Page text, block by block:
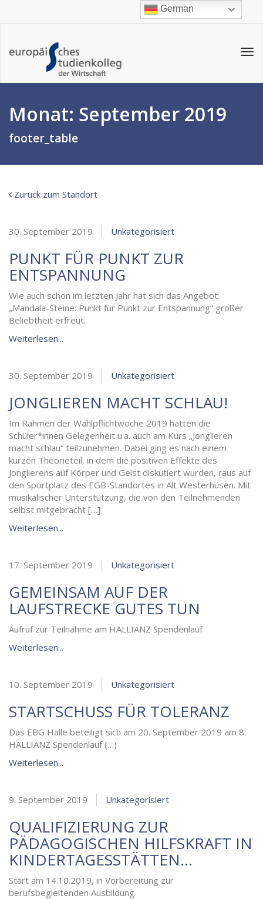
Monat: September 2019
footer_table
Zurück zum Standort
30. September 2019 Unkategorisiert
PUNKT FÜR PUNKT ZUR
ENTSPANNUNG
Wie auch schon im letzten Jahr hat sich das Angebot:
„Mandala-Steine: Punkt für Punkt zur Entspannung“ großer
Beliebtheit erfreut.
Weiterlesen...
30. September 2019 Unkategorisiert
JONGLIEREN MACHT SCHLAU!
Im Rahmen der Wahlpflichtwoche 2019 hatten die
Schüler*innen Gelegenheit u.a. auch am Kurs „Jonglieren
macht schlau“ teilzunehmen. Dabei ging es nach einem
kurzen Theorieteil, in dem die positiven Effekte des
Jonglierens auf Körper und Geist diskutiert wurden, raus auf
den Sportplatz des EGB-Standortes in Alt Westerhüsen. Mit
musikalischer Unterstützung, die von den Teilnehmenden
selbst mitgebracht […]
Weiterlesen...
17. September 2019 Unkategorisiert
GEMEINSAM AUF DER
LAUFSTRECKE GUTES TUN
Aufruf zur Teilnahme am HALLIANZ Spendenlauf
Weiterlesen...
10. September 2019 Unkategorisiert
STARTSCHUSS FÜR TOLERANZ
Das EBG Halle beteiligt sich am 20. September 2019 am 8.
HALLIANZ Spendenlauf (…)
Weiterlesen...
9. September 2019 Unkategorisiert
QUALIFIZIERUNG ZUR
PÄDAGOGISCHEN HILFSKRAFT IN
KINDERTAGESSTÄTTEN…
Start am 14.10.2019, in Vorbereitung zur
berufsbegleitenden Ausbildung
German